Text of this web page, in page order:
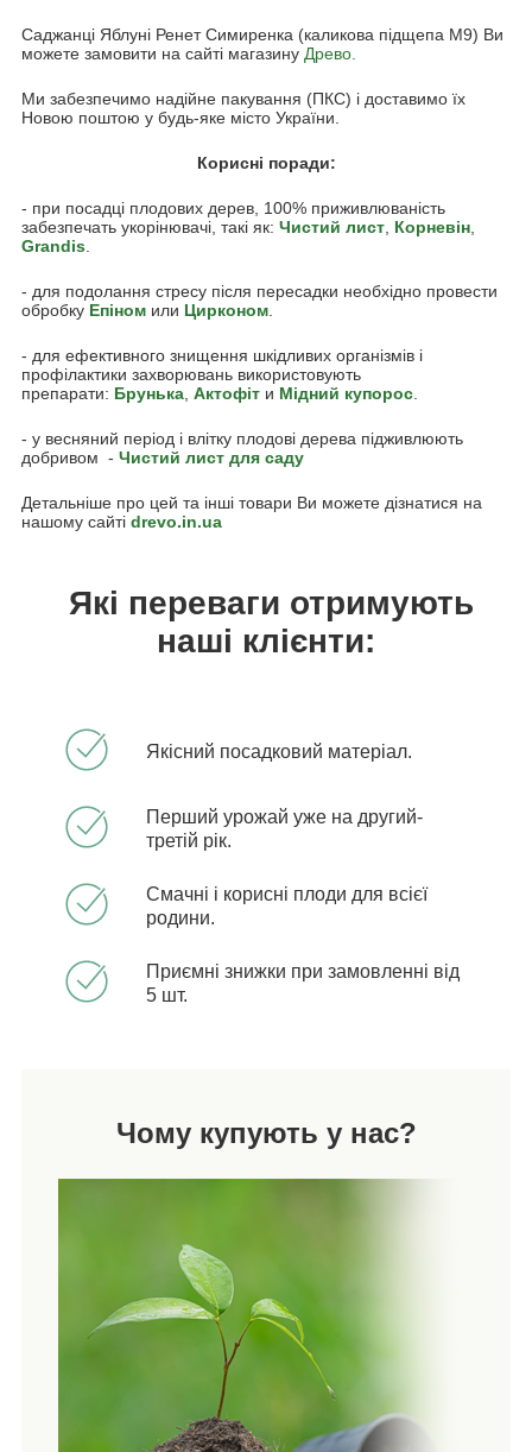
Саджанці Яблуні Ренет Симиренка (каликова підщепа М9) Ви
можете замовити на сайті магазину Древо.
Ми забезпечимо надійне пакування (ПКС) і доставимо їх
Новою поштою у будь-яке місто України.
Корисні поради:
- при посадці плодових дерев, 100% приживлюваність
забезпечать укорінювачі, такі як: Чистий лист Корневін
Grandis
- для подолання стресу після пересадки необхідно провести
обробку Епіном или Цирконом
- для ефективного знищення шкідливих організмів і
профілактики захворювань використовують
препарати: Брунька Актофіт и Мідний купорос
- у весняний період і влітку плодові дерева підживлюють
добривом - Чистий лист для саду
Детальніше про цей та інші товари Ви можете дізнатися на
нашому сайті drevo.in.ua
Які переваги отримують
наші клієнти:
Якісний посадковий матеріал.
Перший урожай уже на другий-
третій рік.
Смачні і корисні плоди для всієї
родини.
Приємні знижки при замовленні від
5 шт.
Чому купують у нас?